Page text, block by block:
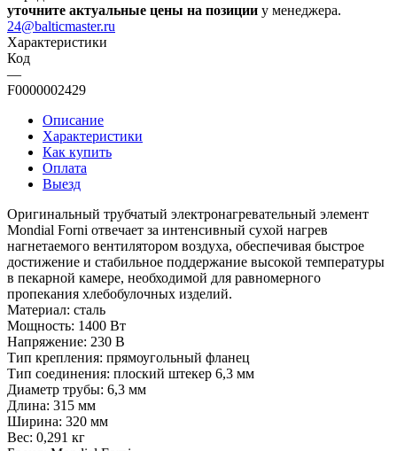
уточните актуальные цены на позиции у менеджера.
24@balticmaster.ru
Характеристики
Код
—
F0000002429
Описание
Характеристики
Как купить
Оплата
Выезд
Оригинальный трубчатый электронагревательный элемент
Mondial Forni отвечает за интенсивный сухой нагрев
нагнетаемого вентилятором воздуха, обеспечивая быстрое
достижение и стабильное поддержание высокой температуры
в пекарной камере, необходимой для равномерного
пропекания хлебобулочных изделий.
Материал: сталь
Мощность: 1400 Вт
Напряжение: 230 В
Тип крепления: прямоугольный фланец
Тип соединения: плоский штекер 6,3 мм
Диаметр трубы: 6,3 мм
Длина: 315 мм
Ширина: 320 мм
Вес: 0,291 кг